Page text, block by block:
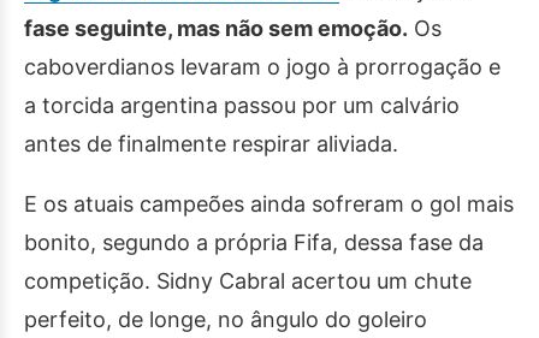
fase seguinte, mas não sem emoção. Os
caboverdianos levaram o jogo à prorrogação e
a torcida argentina passou por um calvário
antes de finalmente respirar aliviada.
E os atuais campeões ainda sofreram o gol mais
bonito, segundo a própria Fifa, dessa fase da
competição. Sidny Cabral acertou um chute
perfeito, de longe, no ângulo do goleiro